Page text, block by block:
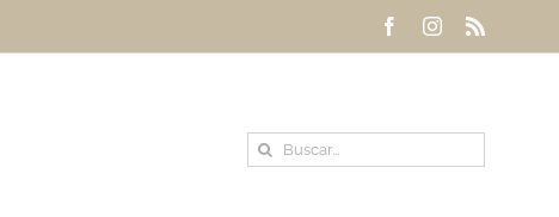
FacebookInstagram
Buscar: